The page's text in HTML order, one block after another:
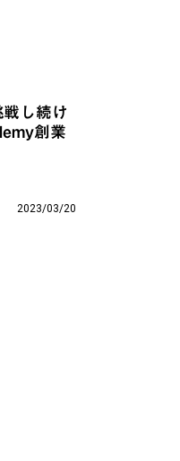
し続け
創業
2023/03/20